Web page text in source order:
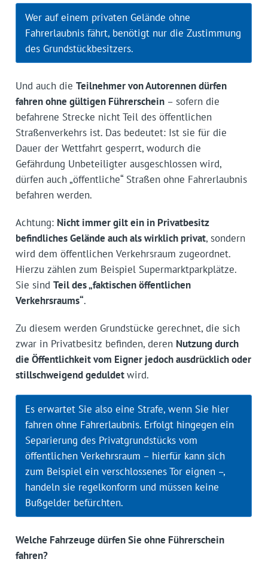
Wer auf einem privaten Gelände ohne
Fahrerlaubnis fährt, benötigt nur die Zustimmung
des Grundstückbesitzers.
Und auch die Teilnehmer von Autorennen dürfen
fahren ohne gültigen Führerschein– sofern die
befahrene Strecke nicht Teil des öffentlichen
Straßenverkehrs ist. Das bedeutet: Ist sie für die
Dauer der Wettfahrt gesperrt, wodurch die
Gefährdung Unbeteiligter ausgeschlossen wird,
dürfen auch „öffentliche“ Straßen ohne Fahrerlaubnis
befahren werden.
Achtung: Nicht immer gilt ein in Privatbesitz
befindliches Gelände auch als wirklich privat, sondern
wird dem öffentlichen Verkehrsraum zugeordnet.
Hierzu zählen zum Beispiel Supermarktparkplätze.
Sie sind Teil des „faktischen öffentlichen
Verkehrsraums“.
Zu diesem werden Grundstücke gerechnet, die sich
zwar in Privatbesitz befinden, deren Nutzung durch
die Öffentlichkeit vom Eigner jedoch ausdrücklich oder
stillschweigend geduldetwird.
Es erwartet Sie also eine Strafe, wenn Sie hier
fahren ohne Fahrerlaubnis. Erfolgt hingegen ein
Separierung des Privatgrundstücks vom
öffentlichen Verkehrsraum – hierfür kann sich
zum Beispiel ein verschlossenes Tor eignen –,
handeln sie regelkonform und müssen keine
Bußgelder befürchten.
Welche Fahrzeuge dürfen Sie ohne Führerschein
fahren?